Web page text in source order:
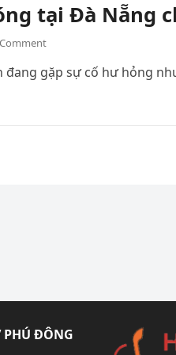
tại Đà Nẵng
đang gặp sự cố hư hỏng
PHÚ ĐÔNG